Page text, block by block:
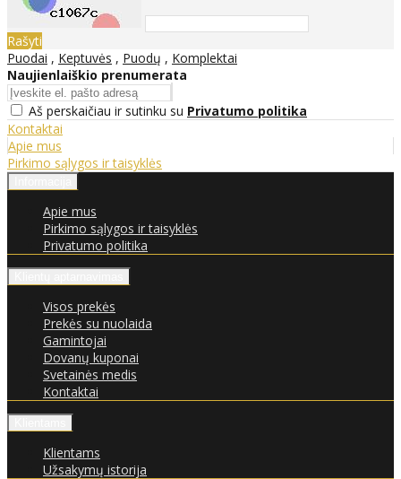
Rašyti
Puodai , Keptuvės , Puodų , Komplektai
Naujienlaiškio prenumerata
Aš perskaičiau ir sutinku su Privatumo politika
Kontaktai
Apie mus
Pirkimo sąlygos ir taisyklės
Apie mus
Pirkimo sąlygos ir taisyklės
Privatumo politika
Visos prekės
Prekės su nuolaida
Gamintojai
Dovanų kuponai
Svetainės medis
Kontaktai
Klientams
Užsakymų istorija